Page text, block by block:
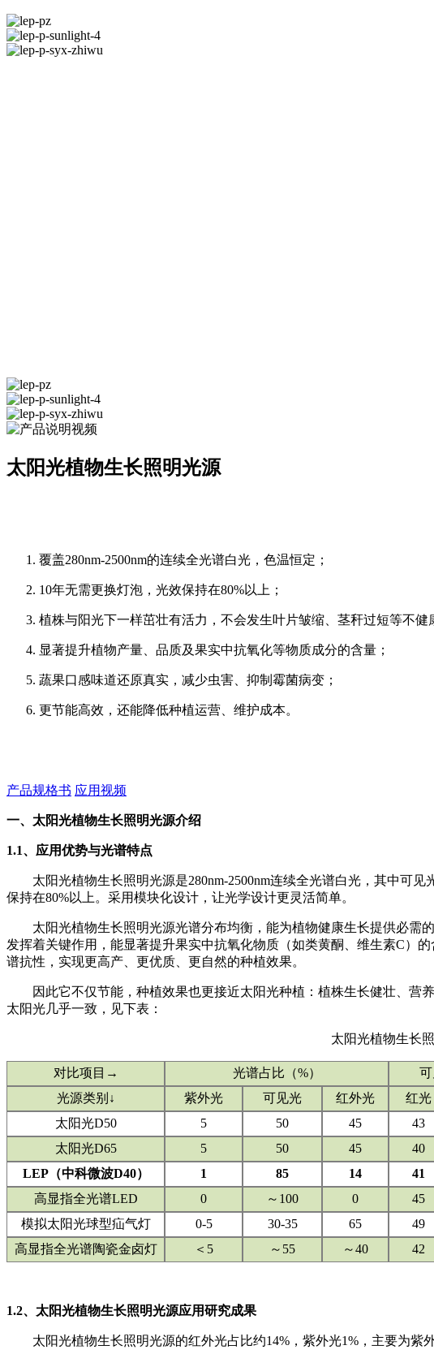
太阳光植物生长照明光源
覆盖280nm-2500nm的连续全光谱白光，色温恒定；
10年无需更换灯泡，光效保持在80%以上；
植株与阳光下一样茁壮有活力，不会发生叶片皱缩、茎秆过短等不健
显著提升植物产量、品质及果实中抗氧化等物质成分的含量；
蔬果口感味道还原真实，减少虫害、抑制霉菌病变；
更节能高效，还能降低种植运营、维护成本。
产品规格书 应用视频
一、太阳光植物生长照明光源介绍
1.1、应用优势与光谱特点
太阳光植物生长照明光源是280nm-2500nm连续全光谱白光，其中可
保持在80%以上。采用模块化设计，让光学设计更灵活简单。
太阳光植物生长照明光源光谱分布均衡，能为植物健康生长提供必需
发挥着关键作用，能显著提升果实中抗氧化物质（如类黄酮、维生素C）
谱抗性，实现更高产、更优质、更自然的种植效果。
因此它不仅节能，种植效果也更接近太阳光种植：植株生长健壮、营
太阳光几乎一致，见下表：
太阳光植物生长
对比项目→ 光谱占比（%）
可
光源类别↓
紫外光 可见光 红外光 红光
太阳光D50
5 50 45 43
太阳光D65
5 50 45 40
LEP（中科微波D40）
1 85 14 41
高显指全光谱LED
0 ～100 0 45
模拟太阳光球型疝气灯
0-5 30-35 65 49
高显指全光谱陶瓷金卤灯
＜5 ～55 ～40 42
1.2、太阳光植物生长照明光源应用研究成果
太阳光植物生长照明光源的红外光占比约14%，紫外光1%，主要为紫